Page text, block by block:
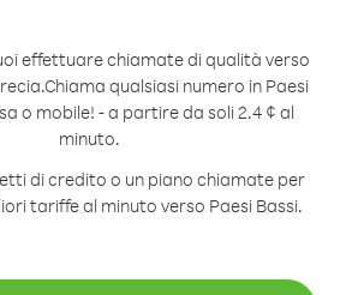
effettuare chiamate di qualità verso
Chiama qualsiasi numero in Paesi
o mobile! - a partire da soli 2.4 ¢ al
minuto.
di credito o un piano chiamate per
tariffe al minuto verso Paesi Bassi.